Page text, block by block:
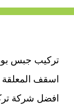
تركيب جبس
اسقف المعلقة
افضل شركة